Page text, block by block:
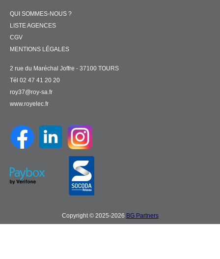
QUI SOMMES-NOUS ?
LISTE AGENCES
CGV
MENTIONS LÉGALES
2 rue du Maréchal Joffre - 37100 TOURS
Tél 02 47 41 20 20
roy37@roy-sa.fr
www.royelec.fr
Copyright © 2025-2026 BG Partners